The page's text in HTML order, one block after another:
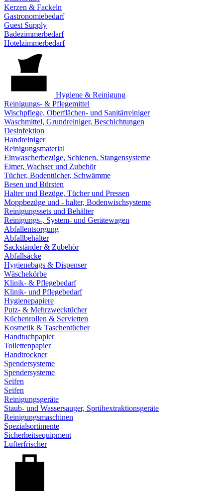
Kerzen & Fackeln
Gastronomiebedarf
Guest Supply
Badezimmerbedarf
Hotelzimmerbedarf
Hygiene & Reinigung
Reinigungs- & Pflegemittel
Wischpflege, Oberflächen- und Sanitärreiniger
Waschmittel, Grundreiniger, Beschichtungen
Desinfektion
Handreiniger
Reinigungsmaterial
Einwascherbezüge, Schienen, Stangensysteme
Eimer, Wachser und Zubehör
Tücher, Bodentücher, Schwämme
Besen und Bürsten
Halter und Bezüge, Tücher und Pressen
Moppbezüge und - halter, Bodenwischsysteme
Reinigungssets und Behälter
Reinigungs-, System- und Gerätewagen
Abfallentsorgung
Abfallbehälter
Sackständer & Zubehör
Abfallsäcke
Hygienebags & Dispenser
Wäschekörbe
Klinik- & Pflegebedarf
Klinik- und Pflegebedarf
Hygienepapiere
Putz- & Mehrzwecktücher
Küchenrollen & Servietten
Kosmetik & Taschentücher
Handtuchpapier
Toilettenpapier
Handtrockner
Spendersysteme
Spendersysteme
Seifen
Seifen
Reinigungsgeräte
Staub- und Wassersauger, Sprühextraktionsgeräte
Reinigungsmaschinen
Spezialsortimente
Sicherheitsequipment
Lufterfrischer